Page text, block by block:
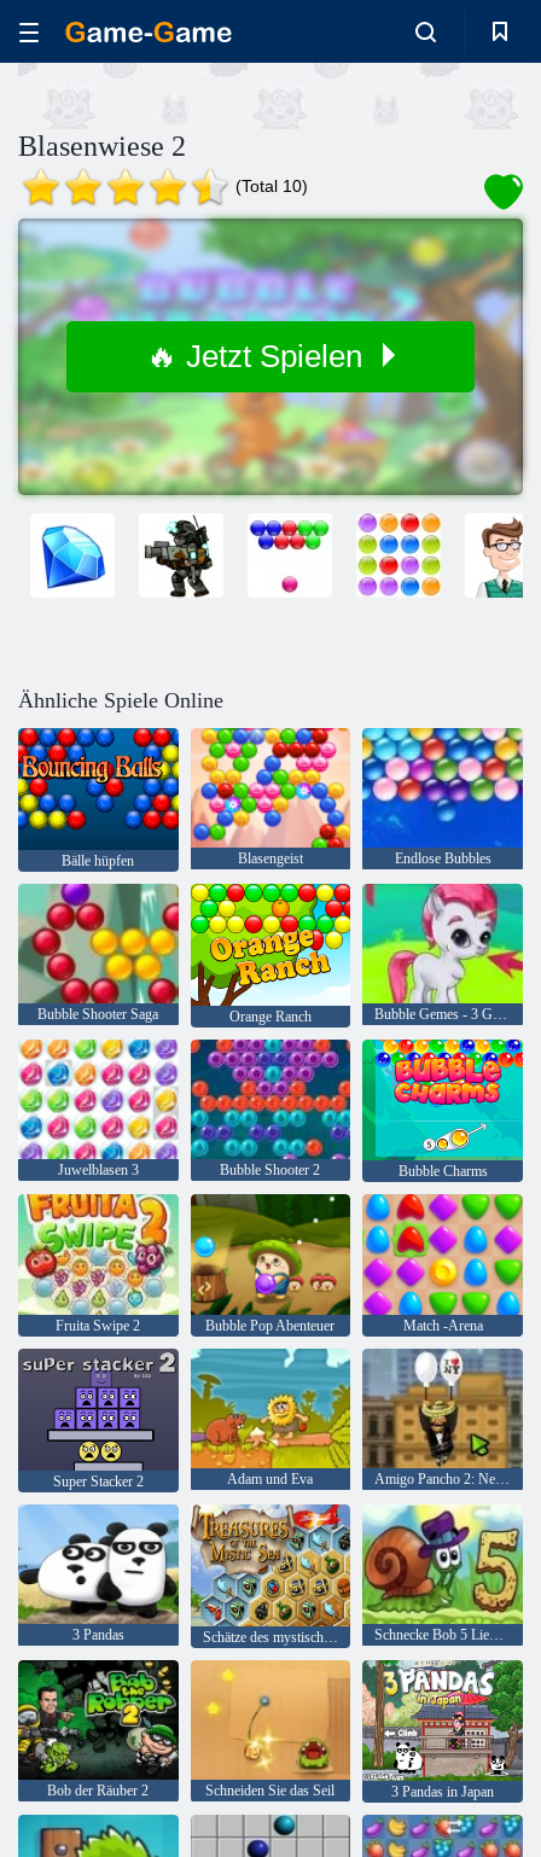
Blasenwiese 2
(Total 10)
🔥 Jetzt Spielen
Ähnliche Spiele Online
Bälle hüpfen Blasengeist Endlose Bubbles
Bubble Shooter Saga Orange Ranch Bubble Gemes - 3 Gewinnt
Juwelblasen 3 Bubble Shooter 2 Bubble Charms
Fruita Swipe 2 Bubble Pop Abenteuer Match -Arena
Super Stacker 2 Adam und Eva Amigo Pancho 2: New York Party
3 Pandas Schätze des mystischen Meeres Schnecke Bob 5 Liebesgeschichte
Bob der Räuber 2 Schneiden Sie das Seil 3 Pandas in Japan